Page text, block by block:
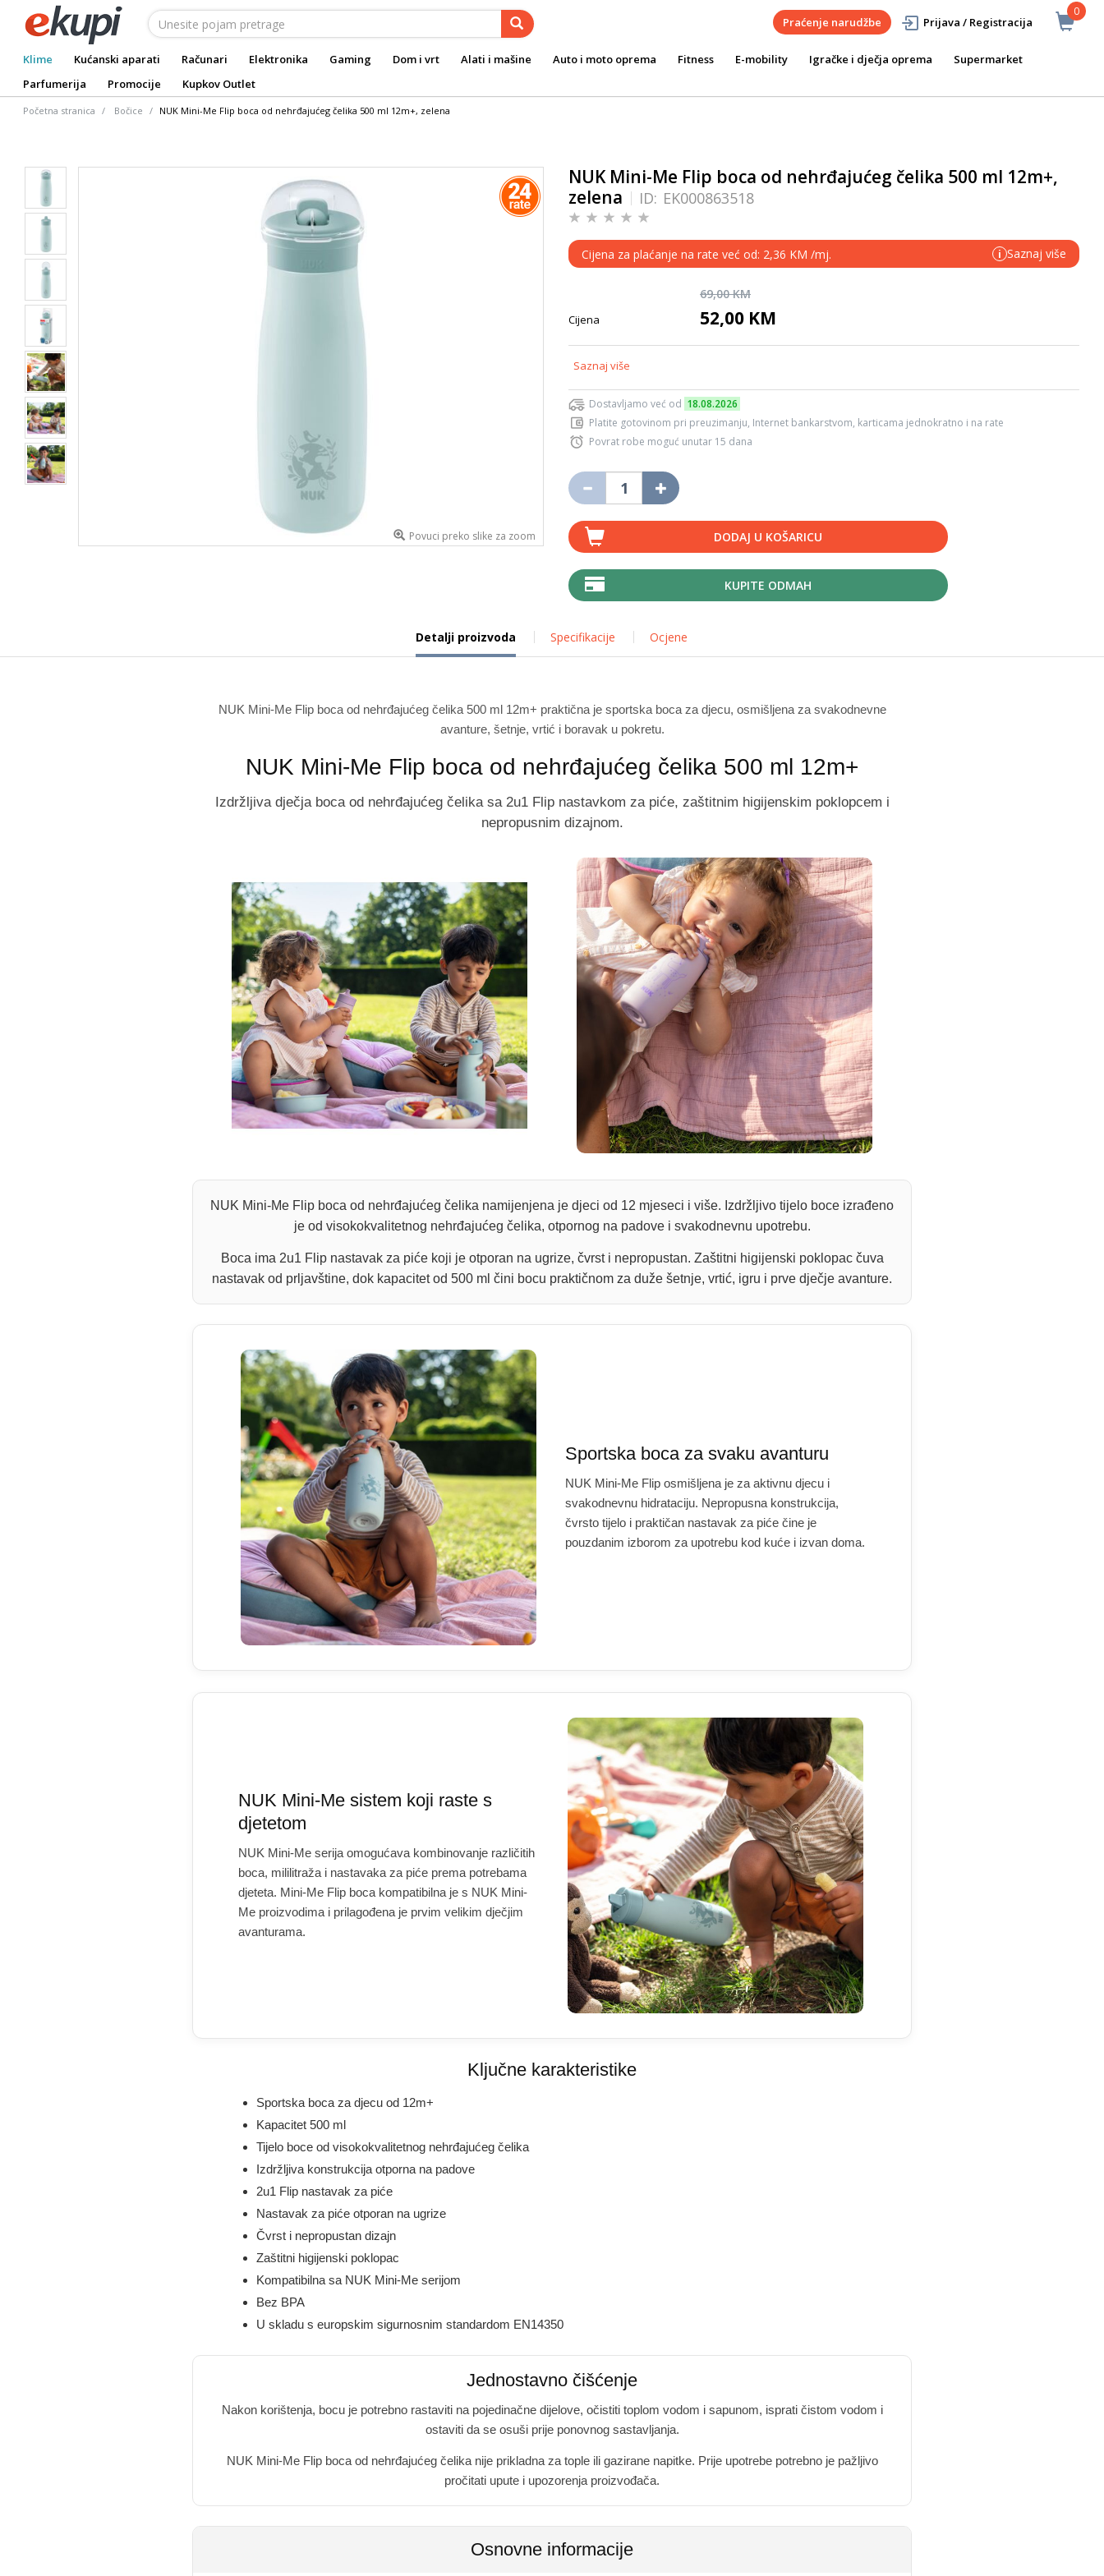
0
Praćenje narudžbe Prijava / Registracija
Klime Kućanski aparati Računari Elektronika Gaming Dom i vrt Alati i mašine Auto i moto oprema Fitness E-mobility Igračke i dječja oprema
Supermarket
Parfumerija
Promocije Kupkov Outlet
Početna stranica Bočice NUK Mini-Me Flip boca od nehrđajućeg čelika 500 ml 12m+, zelena
Povuci preko slike za zoom
NUK Mini-Me Flip boca od nehrđajućeg čelika 500 ml 12m+,
zelena
ID: EK000863518
Cijena za plaćanje na rate već od: 2,36 KM /mj. i Saznaj više
69,00 KM
Cijena 52,00 KM
Saznaj više
Dostavljamo već od 18.08.2026
Platite gotovinom pri preuzimanju, Internet bankarstvom, karticama jednokratno i na rate
Povrat robe moguć unutar 15 dana
DODAJ U KOŠARICU
KUPITE ODMAH
Detalji proizvoda Specifikacije Ocjene
NUK Mini-Me Flip boca od nehrđajućeg čelika 500 ml 12m+ praktična je sportska boca za djecu, osmišljena za svakodnevne
avanture, šetnje, vrtić i boravak u pokretu.
NUK Mini-Me Flip boca od nehrđajućeg čelika 500 ml 12m+
Izdržljiva dječja boca od nehrđajućeg čelika sa 2u1 Flip nastavkom za piće, zaštitnim higijenskim poklopcem i
nepropusnim dizajnom.
NUK Mini-Me Flip boca od nehrđajućeg čelika namijenjena je djeci od 12 mjeseci i više. Izdržljivo tijelo boce izrađeno
je od visokokvalitetnog nehrđajućeg čelika, otpornog na padove i svakodnevnu upotrebu.
Boca ima 2u1 Flip nastavak za piće koji je otporan na ugrize, čvrst i nepropustan. Zaštitni higijenski poklopac čuva
nastavak od prljavštine, dok kapacitet od 500 ml čini bocu praktičnom za duže šetnje, vrtić, igru i prve dječje avanture.
Sportska boca za svaku avanturu
NUK Mini-Me Flip osmišljena je za aktivnu djecu i
svakodnevnu hidrataciju. Nepropusna konstrukcija,
čvrsto tijelo i praktičan nastavak za piće čine je
pouzdanim izborom za upotrebu kod kuće i izvan doma.
NUK Mini-Me sistem koji raste s
djetetom
NUK Mini-Me serija omogućava kombinovanje različitih
boca, mililitraža i nastavaka za piće prema potrebama
djeteta. Mini-Me Flip boca kompatibilna je s NUK Mini-
Me proizvodima i prilagođena je prvim velikim dječjim
avanturama.
Ključne karakteristike
Sportska boca za djecu od 12m+
Kapacitet 500 ml
Tijelo boce od visokokvalitetnog nehrđajućeg čelika
Izdržljiva konstrukcija otporna na padove
2u1 Flip nastavak za piće
Nastavak za piće otporan na ugrize
Čvrst i nepropustan dizajn
Zaštitni higijenski poklopac
Kompatibilna sa NUK Mini-Me serijom
Bez BPA
U skladu s europskim sigurnosnim standardom EN14350
Jednostavno čišćenje
Nakon korištenja, bocu je potrebno rastaviti na pojedinačne dijelove, očistiti toplom vodom i sapunom, isprati čistom vodom i
ostaviti da se osuši prije ponovnog sastavljanja.
NUK Mini-Me Flip boca od nehrđajućeg čelika nije prikladna za tople ili gazirane napitke. Prije upotrebe potrebno je pažljivo
pročitati upute i upozorenja proizvođača.
Osnovne informacije